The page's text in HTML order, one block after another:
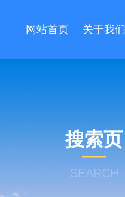
网站首页 关于我们
搜索页
SEARCH